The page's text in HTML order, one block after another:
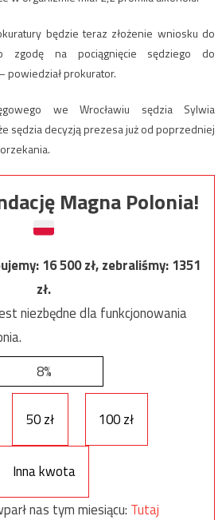
będzie teraz złożenie wniosku do
zgodę na pociągnięcie sędziego do
powiedział prokurator.
we Wrocławiu sędzia Sylwia
sędzia decyzją prezesa już od poprzedniej
Magna Polonia!
16 500zł, zebraliśmy:1351
zł.
niezbędne dla funkcjonowania
8%
50 zł 100 zł
Inna kwota
nas tym miesiącu: Tutaj